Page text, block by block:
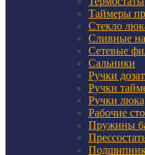
Таймеры
Стекло
Сливные
Сетевые
Сальники
Ручки
Ручки
Ручки
Рабочие
Пружины